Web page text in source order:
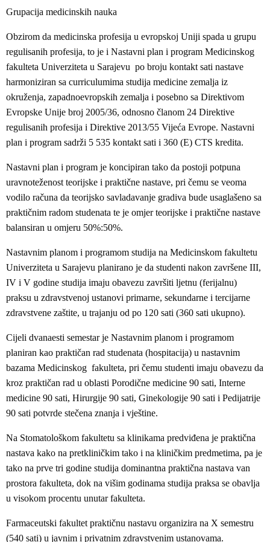
Grupacija medicinskih nauka
Obzirom da medicinska profesija u evropskoj Uniji spada u grupu
regulisanih profesija, to je i Nastavni plan i program Medicinskog
fakulteta Univerziteta u Sarajevu po broju kontakt sati nastave
harmoniziran sa curriculumima studija medicine zemalja iz
okruženja, zapadnoevropskih zemalja i posebno sa Direktivom
Evropske Unije broj 2005/36, odnosno članom 24 Direktive
regulisanih profesija i Direktive 2013/55 Vijeća Evrope. Nastavni
plan i program sadrži 5 535 kontakt sati i 360 (E) CTS kredita.
Nastavni plan i program je koncipiran tako da postoji potpuna
uravnoteženost teorijske i praktične nastave, pri čemu se veoma
vodilo računa da teorijsko savladavanje gradiva bude usaglašeno sa
praktičnim radom studenata te je omjer teorijske i praktične nastave
balansiran u omjeru 50%:50%.
Nastavnim planom i programom studija na Medicinskom fakultetu
Univerziteta u Sarajevu planirano je da studenti nakon završene III,
IV i V godine studija imaju obavezu završiti ljetnu (ferijalnu)
praksu u zdravstvenoj ustanovi primarne, sekundarne i tercijarne
zdravstvene zaštite, u trajanju od po 120 sati (360 sati ukupno).
Cijeli dvanaesti semestar je Nastavnim planom i programom
planiran kao praktičan rad studenata (hospitacija) u nastavnim
bazama Medicinskog fakulteta, pri čemu studenti imaju obavezu da
kroz praktičan rad u oblasti Porodične medicine 90 sati, Interne
medicine 90 sati, Hirurgije 90 sati, Ginekologije 90 sati i Pedijatrije
90 sati potvrde stečena znanja i vještine.
Na Stomatološkom fakultetu sa klinikama predviđena je praktična
nastava kako na pretkliničkim tako i na kliničkim predmetima, pa je
tako na prve tri godine studija dominantna praktična nastava van
prostora fakulteta, dok na višim godinama studija praksa se obavlja
u visokom procentu unutar fakulteta.
Farmaceutski fakultet praktičnu nastavu organizira na X semestru
(540 sati) u javnim i privatnim zdravstvenim ustanovama.